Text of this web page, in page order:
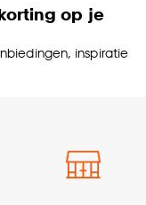
op je
inspiratie